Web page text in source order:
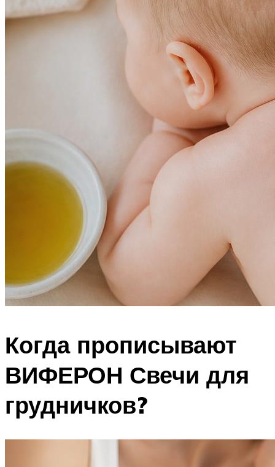
Когда прописывают
ВИФЕРОН Свечи для
грудничков?